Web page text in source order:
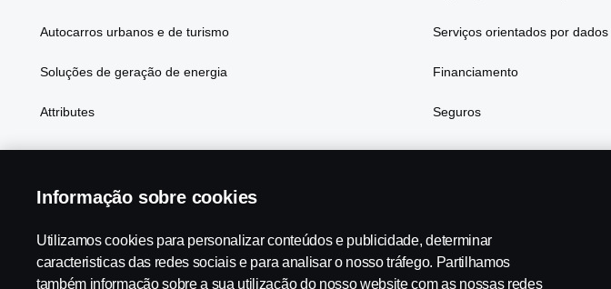
Autocarros urbanos e de turismo
Soluções de geração de energia
Attributes
Serviços orientados por dados
Financiamento
Seguros
Scania in Your Region: PORTUGAL
Informação sobre cookies
Utilizamos cookies para personalizar conteúdos e publicidade, determinar
caracteristicas das redes sociais e para analisar o nosso tráfego. Partilhamos
também informação sobre a sua utilização do nosso website com as nossas redes